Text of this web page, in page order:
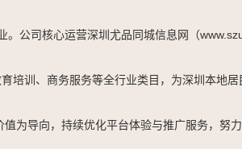
公司核心运营深圳尤品同城信息网（
培训、商务服务等全行业类目，为深圳本地
为导向，持续优化平台体验与推广服务，努